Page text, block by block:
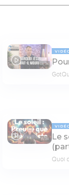
08:34
15:08
Le
Quoi